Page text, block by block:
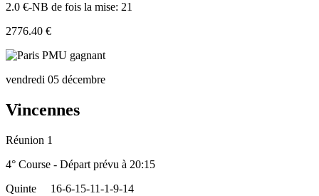
2.0 €-NB de fois la mise: 21
2776.40 €
vendredi 05 décembre
Vincennes
Réunion 1
4° Course - Départ prévu à 20:15
Quinte
16-6-15-11-1-9-14